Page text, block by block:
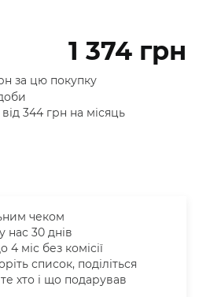
1 374 грн
за цю покупку
344 грн на місяць
чеком
нас 30 днів
4 міс без комісії
список, поділіться
хто і що подарував